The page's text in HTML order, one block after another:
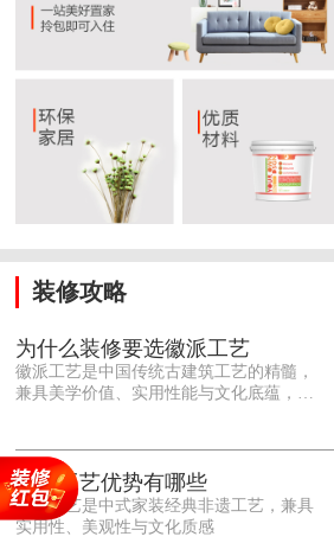
装修攻略
为什么装修要选徽派工艺
徽派工艺是中国传统古建筑工艺的精髓，
兼具美学价值、实用性能与文化底蕴，优
雕细琢的砖、木、石雕为特色，线条古朴
大气，意境悠远，自带东方中式雅致韵
味，耐看且不易过时。<o:p></o:p> 在工
艺品质上，徽派工艺遵循古法匠心工序，
徽派工艺优势有哪些
徽派工艺是中式家装经典非遗工艺，兼具
实用性、美观性与文化质感